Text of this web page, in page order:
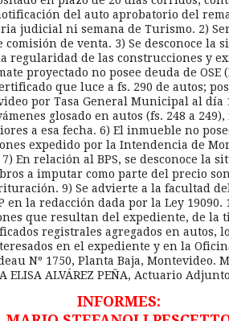
del auto aprobatorio del
judicial ni semana de Turismo. 2)
comisión de venta. 3) Se desconoce la
regularidad de las construcciones y
proyectado no posee deuda de OSE
que luce a fs. 290 de autos;
por Tasa General Municipal al día
glosado en autos (fs. 248 a
a esa fecha. 6) El inmueble no
expedido por la Intendencia de
7) En relación al BPS, se desconoce la
a imputar como parte del precio
9) Se advierte a la facultad
en la redacción dada por la Ley 19090.
que resultan del expediente, de la
registrales agregados en autos,
en el expediente y en la
Nº 1750, Planta Baja, Montevideo.
ELISA ALVÁREZ PEÑA, Actuario Adjunto
INFORMES: